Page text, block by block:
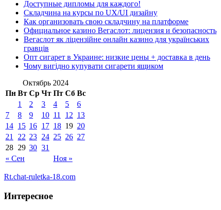
Доступные дипломы для каждого!
Складчина на курсы по UX/UI дизайну
Как организовать свою складчину на платформе
Официальное казино Вегаслот: лицензия и безопасность
Вегаслот як ліцензійне онлайн казино для українських
гравців
Опт сигарет в Украине: низкие цены + доставка в день
Чому вигідно купувати сигарети ящиком
Октябрь 2024
Пн Вт Ср Чт Пт Сб Вс
« Сен Ноя »
1 2 3 4 5
6
7
8 9 10 11 12 13
14 15 16 17 18 19 20
21
22 23 24 25 26 27
28 29 30 31
Rt.chat-ruletka-18.com
Интересное